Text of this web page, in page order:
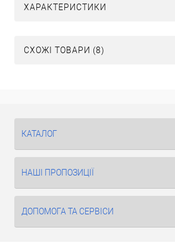
ХАРАКТЕРИСТИКИ
СХОЖІ ТОВАРИ (8)
КАТАЛОГ
НАШІ ПРОПОЗИЦІЇ
ДОПОМОГА ТА СЕРВІСИ